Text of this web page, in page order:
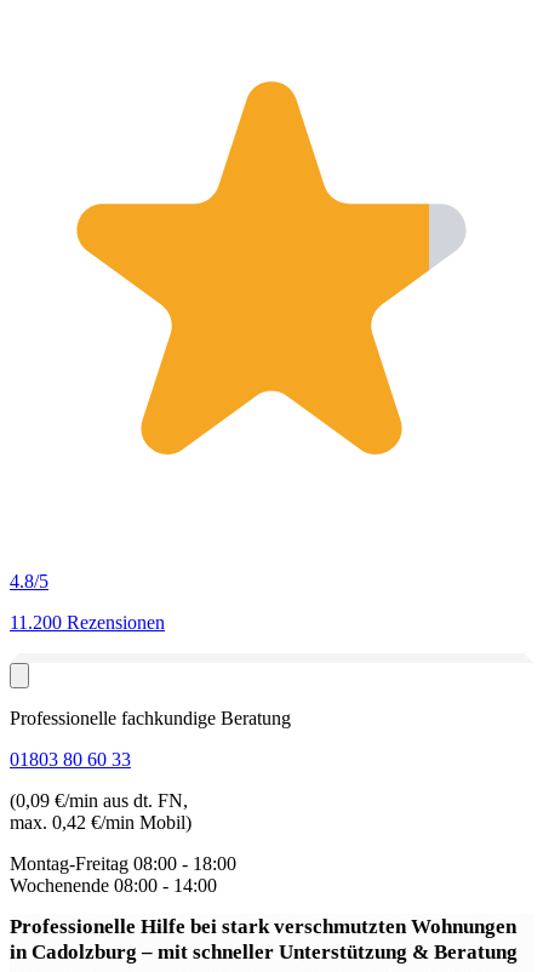
4.8/5
11.200 Rezensionen
Professionelle fachkundige Beratung
01803 80 60 33
(0,09 €/min aus dt. FN,
max. 0,42 €/min Mobil)
Montag-Freitag 08:00 - 18:00
Wochenende 08:00 - 14:00
Professionelle Hilfe bei stark verschmutzten Wohnungen
in Cadolzburg– mit schneller Unterstützung & Beratung